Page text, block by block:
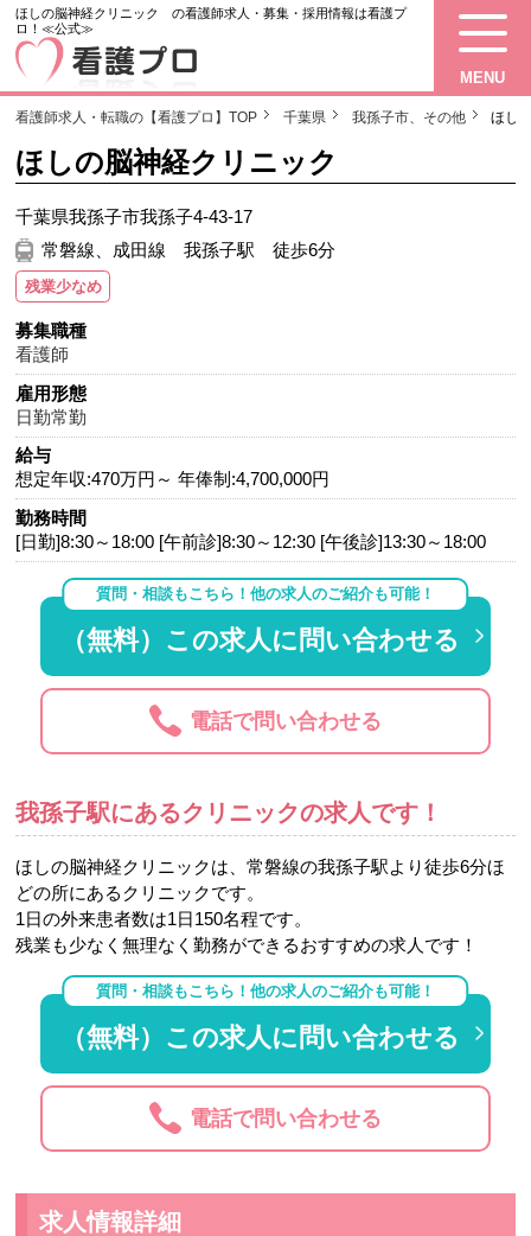
ほしの脳神経クリニック の看護師求人・募集・採用情報は看護プ
ロ！≪公式≫
MENU
看護師求人・転職の【看護プロ】TOP 千葉県 我孫子市、その他 ほし
ほしの脳神経クリニック
千葉県我孫子市我孫子4-43-17
常磐線、成田線 我孫子駅 徒歩6分
残業少なめ
募集職種
看護師
雇用形態
日勤常勤
給与
想定年収:470万円～ 年俸制:4,700,000円
勤務時間
[日勤]8:30～18:00 [午前診]8:30～12:30 [午後診]13:30～18:00
質問・相談もこちら！他の求人のご紹介も可能！
（無料）この求人に問い合わせる
電話で問い合わせる
我孫子駅にあるクリニックの求人です！
ほしの脳神経クリニックは、常磐線の我孫子駅より徒歩6分ほ
どの所にあるクリニックです。
1日の外来患者数は1日150名程です。
残業も少なく無理なく勤務ができるおすすめの求人です！
質問・相談もこちら！他の求人のご紹介も可能！
（無料）この求人に問い合わせる
電話で問い合わせる
求人情報詳細